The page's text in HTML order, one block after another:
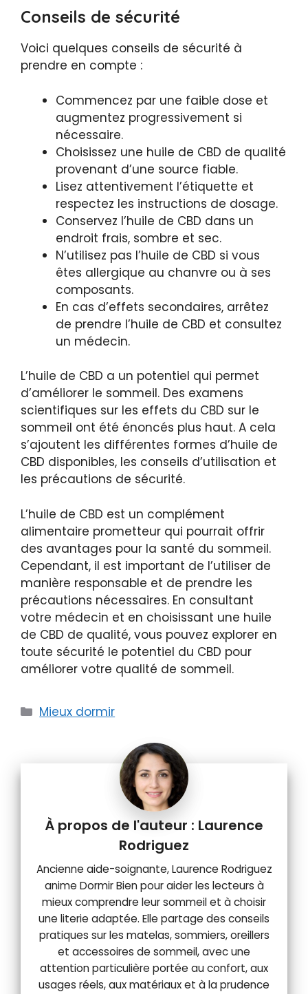
Conseils de sécurité
Voici quelques conseils de sécurité à
prendre en compte :
Commencez par une faible dose et
augmentez progressivement si
nécessaire.
Choisissez une huile de CBD de qualité
provenant d’une source fiable.
Lisez attentivement l’étiquette et
respectez les instructions de dosage.
Conservez l’huile de CBD dans un
endroit frais, sombre et sec.
N’utilisez pas l’huile de CBD si vous
êtes allergique au chanvre ou à ses
composants.
En cas d’effets secondaires, arrêtez
de prendre l’huile de CBD et consultez
un médecin.
L’huile de CBD a un potentiel qui permet
d’améliorer le sommeil. Des examens
scientifiques sur les effets du CBD sur le
sommeil ont été énoncés plus haut. A cela
s’ajoutent les différentes formes d’huile de
CBD disponibles, les conseils d’utilisation et
les précautions de sécurité.
L’huile de CBD est un complément
alimentaire prometteur qui pourrait offrir
des avantages pour la santé du sommeil.
Cependant, il est important de l’utiliser de
manière responsable et de prendre les
précautions nécessaires. En consultant
votre médecin et en choisissant une huile
de CBD de qualité, vous pouvez explorer en
toute sécurité le potentiel du CBD pour
améliorer votre qualité de sommeil.
Catégories
Mieux dormir
Laurence
Rodriguez
Ancienne aide-soignante, Laurence Rodriguez
anime Dormir Bien pour aider les lecteurs à
mieux comprendre leur sommeil et à choisir
une literie adaptée. Elle partage des conseils
pratiques sur les matelas, sommiers, oreillers
et accessoires de sommeil, avec une
attention particulière portée au confort, aux
usages réels, aux matériaux et à la prudence